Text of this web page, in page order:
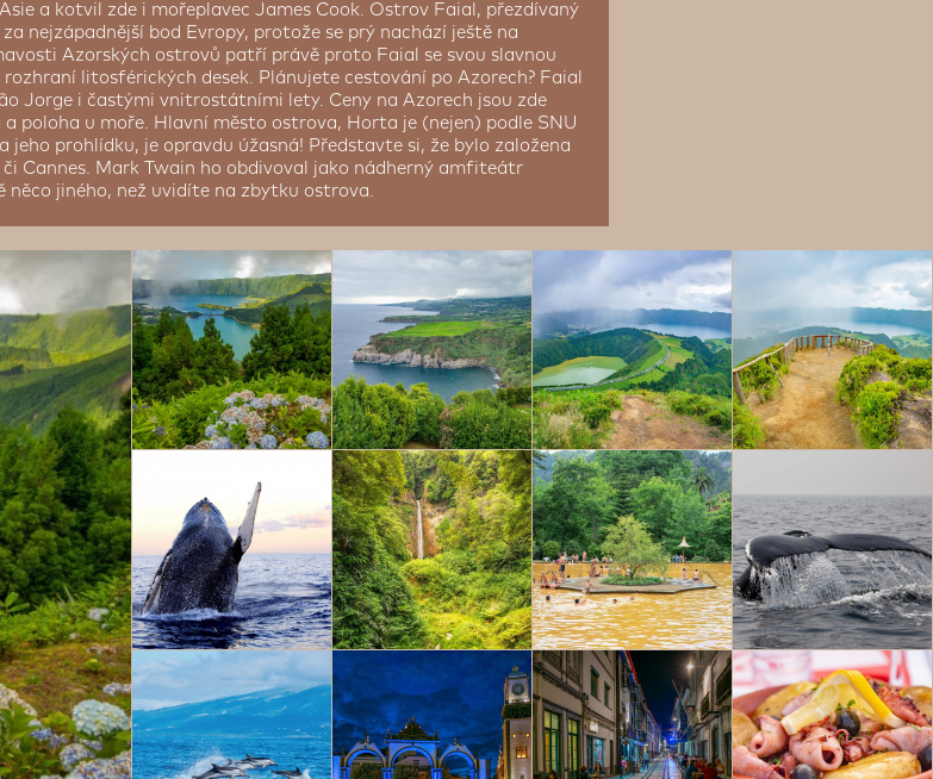
a kotvil zde i mořeplavec James Cook. Ostrov Faial, přezdívaný
nejzápadnější bod Evropy, protože se prý nachází ještě na
Azorských ostrovů patří právě proto Faial se svou slavnou
litosférických desek. Plánujete cestování po Azorech? Faial
Jorge i častými vnitrostátními lety. Ceny na Azorech jsou zde
poloha u moře. Hlavní město ostrova, Horta je (nejen) podle SNU
jeho prohlídku, je opravdu úžasná! Představte si, že bylo založena
či Cannes. Mark Twain ho obdivoval jako nádherný amfiteátr
jiného, než uvidíte na zbytku ostrova.